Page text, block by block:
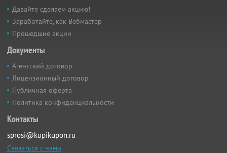
Давайте сделаем акцию!
Заработайте, как Вебмастер
Прошедшие акции
Документы
Агентский договор
Лицензионный договор
Публичная оферта
Политика конфиденциальности
Контакты
sprosi@kupikupon.ru
Связаться с нами